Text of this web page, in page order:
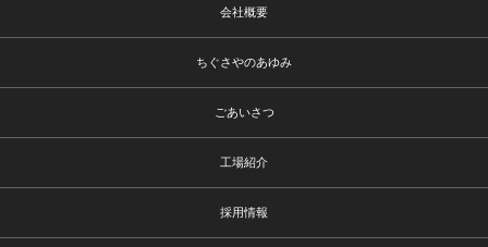
会社概要
ちぐさやのあゆみ
ごあいさつ
工場紹介
採用情報